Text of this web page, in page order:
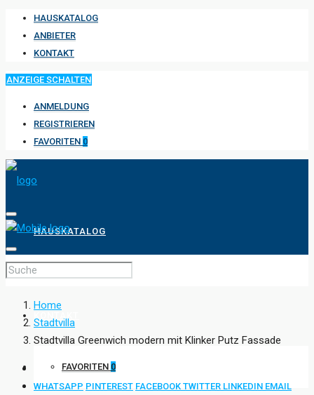
HAUSKATALOG
ANBIETER
KONTAKT
ANZEIGE SCHALTEN
ANMELDUNG
REGISTRIEREN
FAVORITEN 0
HAUSKATALOG
ANBIETER
FAVORITEN 0
Home
Stadtvilla
Stadtvilla Greenwich modern mit Klinker Putz Fassade
WHATSAPP PINTEREST FACEBOOK TWITTER LINKEDIN EMAIL